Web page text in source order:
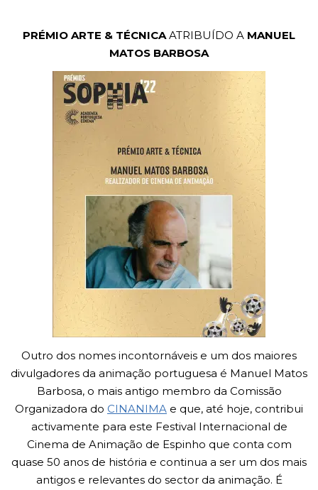
PRÉMIO ARTE & TÉCNICAATRIBUÍDO A MANUEL
MATOS BARBOSA
Outro dos nomes incontornáveis e um dos maiores
divulgadores da animação portuguesa é Manuel Matos
Barbosa, o mais antigo membro da Comissão
Organizadora do CINANIMA e que, até hoje, contribui
activamente para este Festival Internacional de
Cinema de Animação de Espinho que conta com
quase 50 anos de história e continua a ser um dos mais
antigos e relevantes do sector da animação. É